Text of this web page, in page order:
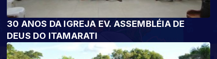
30 ANOS DA IGREJA EV. ASSEMBLÉIA DE
DEUS DO ITAMARATI